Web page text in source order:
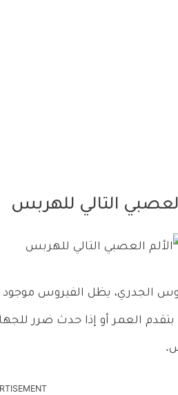
التالي للهربس
الجدري، يظل الفيروس
العمر أو إذا حدث ضرر للجهاز